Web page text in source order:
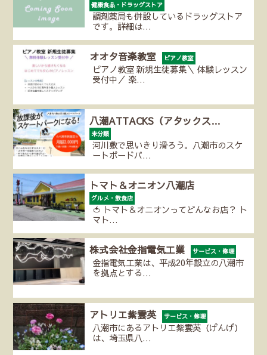
健康食品・ドラッグストア
調剤薬局も併設しているドラッグストア
です。詳細は…
オオタ音楽教室 ピアノ教室
ピアノ教室 新規生徒募集＼ 体験レッスン
受付中／ 楽…
八潮ATTACKS（アタックス…
未分類
河川敷で思いきり滑ろう。八潮市のスケ
ートボードパ…
トマト＆オニオン八潮店
グルメ・飲食店
🍅 トマト＆オニオンってどんなお店？ ト
マト…
株式会社金指電気工業 サービス・修理
金指電気工業は、平成20年設立の八潮市
を拠点とする…
アトリエ紫雲英 サービス・修理
八潮市にあるアトリエ紫雲英（げんげ）
は、埼玉県八…